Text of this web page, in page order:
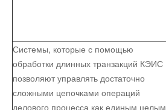
Системы, которые с помощью
обработки длинных транзакций КЭИС
позволяют управлять достаточно
сложными цепочками операций
делового процесса как единым целым